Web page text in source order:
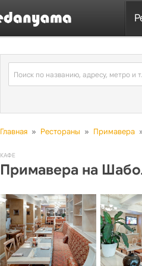
Главная » Рестораны » Примавера
КАФЕ
Примавера на